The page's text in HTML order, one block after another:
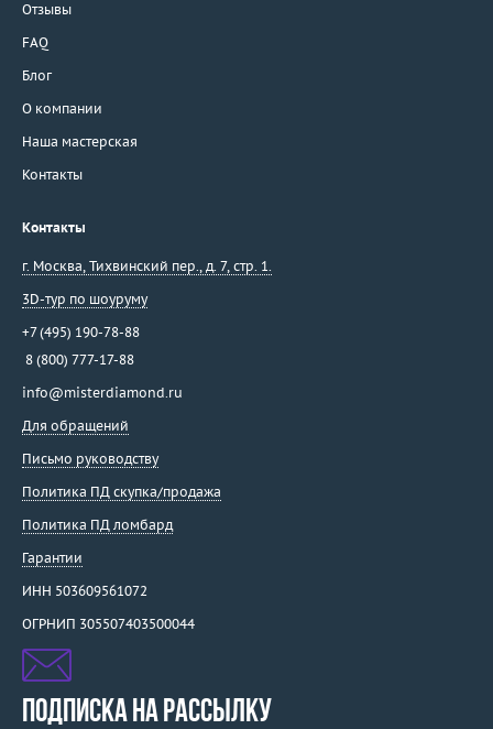
Отзывы
FAQ
Блог
О компании
Наша мастерская
Контакты
Контакты
г. Москва, Тихвинский пер., д. 7, стр. 1.
3D-тур по шоуруму
+7 (495) 190-78-88
8 (800) 777-17-88
info@misterdiamond.ru
Для обращений
Письмо руководству
Политика ПД скупка/продажа
Политика ПД ломбард
Гарантии
ИНН 503609561072
ОГРНИП 305507403500044
ПОДПИСКА НА РАССЫЛКУ